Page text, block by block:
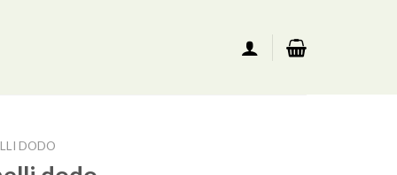
DODO